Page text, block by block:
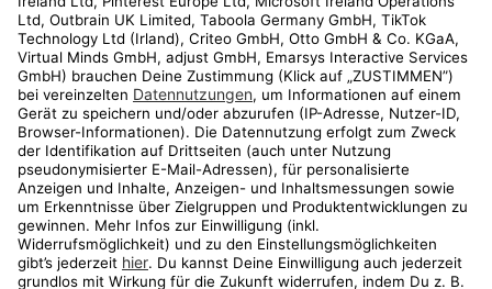
Kundenservice
Shop
Aktionen
Travel